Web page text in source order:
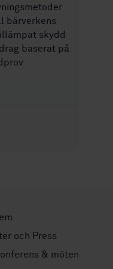
bärverkens
skydd
baserat på
och Press
& möten